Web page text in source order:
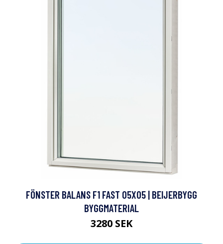
FÖNSTER BALANS F1 FAST 05X05 | BEIJERBYGG
BYGGMATERIAL
3280 SEK